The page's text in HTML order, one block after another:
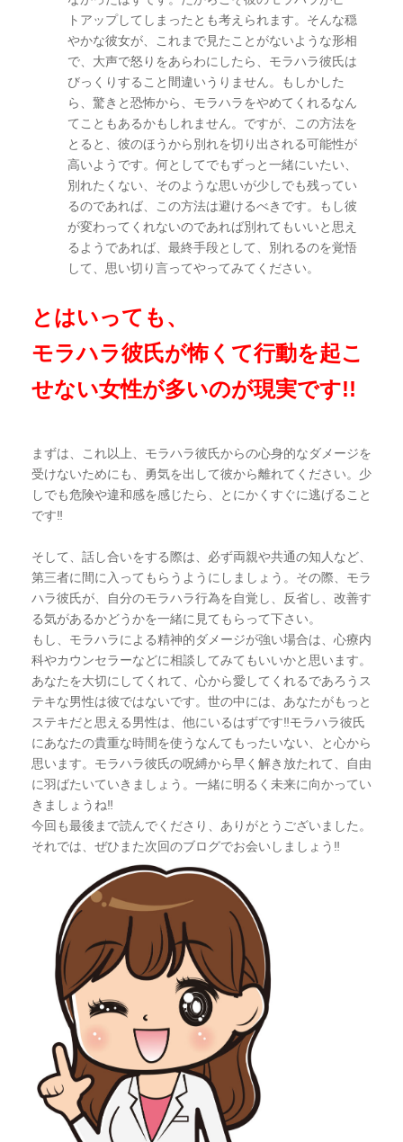
トアップしてしまったとも考えられます。そんな穏
やかな彼女が、これまで見たことがないような形相
で、大声で怒りをあらわにしたら、モラハラ彼氏は
びっくりすること間違いうりません。もしかした
ら、驚きと恐怖から、モラハラをやめてくれるなん
てこともあるかもしれません。ですが、この方法を
とると、彼のほうから別れを切り出される可能性が
高いようです。何としてでもずっと一緒にいたい、
別れたくない、そのような思いが少しでも残ってい
るのであれば、この方法は避けるべきです。もし彼
が変わってくれないのであれば別れてもいいと思え
るようであれば、最終手段として、別れるのを覚悟
して、思い切り言ってやってみてください。
とはいっても、
モラハラ彼氏が怖くて行動を起こ
せない女性が多いのが現実です!!
まずは、これ以上、モラハラ彼氏からの心身的なダメージを
受けないためにも、勇気を出して彼から離れてください。少
しでも危険や違和感を感じたら、とにかくすぐに逃げること
です‼︎
そして、話し合いをする際は、必ず両親や共通の知人など、
第三者に間に入ってもらうようにしましょう。その際、モラ
ハラ彼氏が、自分のモラハラ行為を自覚し、反省し、改善す
る気があるかどうかを一緒に見てもらって下さい。
もし、モラハラによる精神的ダメージが強い場合は、心療内
科やカウンセラーなどに相談してみてもいいかと思います。
あなたを大切にしてくれて、心から愛してくれるであろうス
テキな男性は彼ではないです。世の中には、あなたがもっと
ステキだと思える男性は、他にいるはずです‼︎モラハラ彼氏
にあなたの貴重な時間を使うなんてもったいない、と心から
思います。モラハラ彼氏の呪縛から早く解き放たれて、自由
に羽ばたいていきましょう。一緒に明るく未来に向かってい
きましょうね‼︎
今回も最後まで読んでくださり、ありがとうございました。
それでは、ぜひまた次回のブログでお会いしましょう‼︎